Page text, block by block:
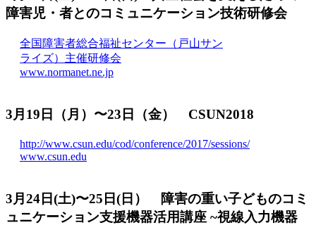
障害児・者とのコミュニケーション技術研修会
全国障害者総合福祉センター（戸山サン
ライズ）主催研修会
www.normanet.ne.jp
3月19日（月）〜23日（金） CSUN2018
http://www.csun.edu/cod/conference/2017/sessions/
www.csun.edu
3月24日(土)〜25日(日） 障害の重い子どものコミ
ュニケーション支援機器活用講座 ~視線入力機器